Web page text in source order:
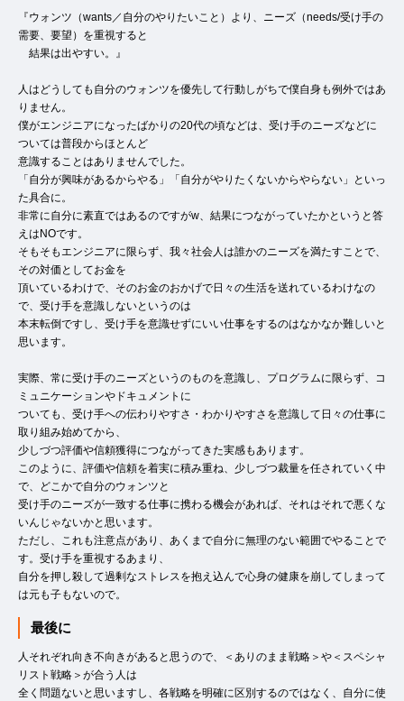
『ウォンツ（wants／自分のやりたいこと）より、ニーズ（needs/受け手の
需要、要望）を重視すると
結果は出やすい。』
人はどうしても自分のウォンツを優先して行動しがちで僕自身も例外ではあ
りません。
僕がエンジニアになったばかりの20代の頃などは、受け手のニーズなどに
ついては普段からほとんど
意識することはありませんでした。
「自分が興味があるからやる」「自分がやりたくないからやらない」といっ
た具合に。
非常に自分に素直ではあるのですがw、結果につながっていたかというと答
えはNOです。
そもそもエンジニアに限らず、我々社会人は誰かのニーズを満たすことで、
その対価としてお金を
頂いているわけで、そのお金のおかげで日々の生活を送れているわけなの
で、受け手を意識しないというのは
本末転倒ですし、受け手を意識せずにいい仕事をするのはなかなか難しいと
思います。
実際、常に受け手のニーズというのものを意識し、プログラムに限らず、コ
ミュニケーションやドキュメントに
ついても、受け手への伝わりやすさ・わかりやすさを意識して日々の仕事に
取り組み始めてから、
少しづつ評価や信頼獲得につながってきた実感もあります。
このように、評価や信頼を着実に積み重ね、少しづつ裁量を任されていく中
で、どこかで自分のウォンツと
受け手のニーズが一致する仕事に携わる機会があれば、それはそれで悪くな
いんじゃないかと思います。
ただし、これも注意点があり、あくまで自分に無理のない範囲でやることで
す。受け手を重視するあまり、
自分を押し殺して過剰なストレスを抱え込んで心身の健康を崩してしまって
は元も子もないので。
最後に
人それぞれ向き不向きがあると思うので、＜ありのまま戦略＞や＜スペシャ
リスト戦略＞が合う人は
全く問題ないと思いますし、各戦略を明確に区別するのではなく、自分に使